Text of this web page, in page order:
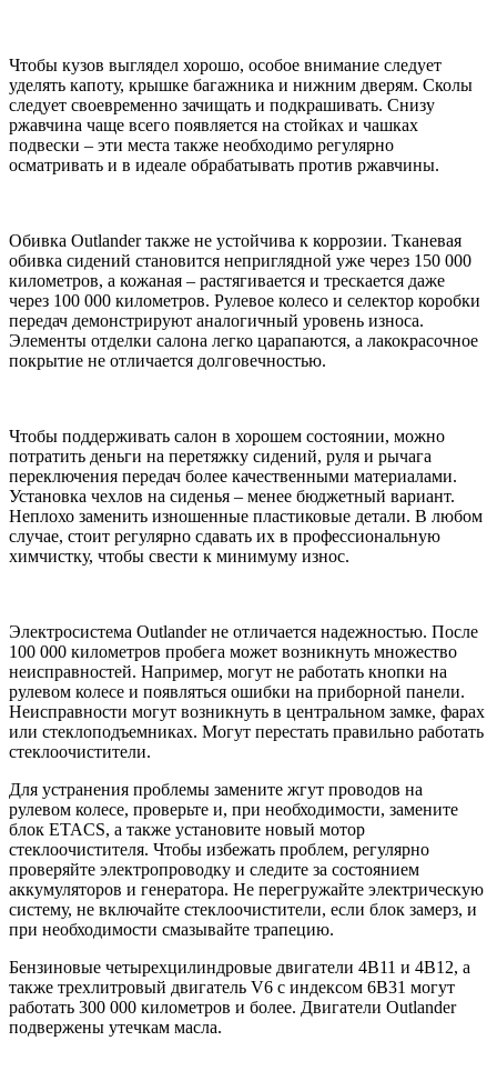
Чтобы кузов выглядел хорошо, особое внимание следует
уделять капоту, крышке багажника и нижним дверям. Сколы
следует своевременно зачищать и подкрашивать. Снизу
ржавчина чаще всего появляется на стойках и чашках
подвески – эти места также необходимо регулярно
осматривать и в идеале обрабатывать против ржавчины.
Обивка Outlander также не устойчива к коррозии. Тканевая
обивка сидений становится неприглядной уже через 150 000
километров, а кожаная – растягивается и трескается даже
через 100 000 километров. Рулевое колесо и селектор коробки
передач демонстрируют аналогичный уровень износа.
Элементы отделки салона легко царапаются, а лакокрасочное
покрытие не отличается долговечностью.
Чтобы поддерживать салон в хорошем состоянии, можно
потратить деньги на перетяжку сидений, руля и рычага
переключения передач более качественными материалами.
Установка чехлов на сиденья – менее бюджетный вариант.
Неплохо заменить изношенные пластиковые детали. В любом
случае, стоит регулярно сдавать их в профессиональную
химчистку, чтобы свести к минимуму износ.
Электросистема Outlander не отличается надежностью. После
100 000 километров пробега может возникнуть множество
неисправностей. Например, могут не работать кнопки на
рулевом колесе и появляться ошибки на приборной панели.
Неисправности могут возникнуть в центральном замке, фарах
или стеклоподъемниках. Могут перестать правильно работать
стеклоочистители.
Для устранения проблемы замените жгут проводов на
рулевом колесе, проверьте и, при необходимости, замените
блок ETACS, а также установите новый мотор
стеклоочистителя. Чтобы избежать проблем, регулярно
проверяйте электропроводку и следите за состоянием
аккумуляторов и генератора. Не перегружайте электрическую
систему, не включайте стеклоочистители, если блок замерз, и
при необходимости смазывайте трапецию.
Бензиновые четырехцилиндровые двигатели 4B11 и 4B12, а
также трехлитровый двигатель V6 с индексом 6B31 могут
работать 300 000 километров и более. Двигатели Outlander
подвержены утечкам масла.